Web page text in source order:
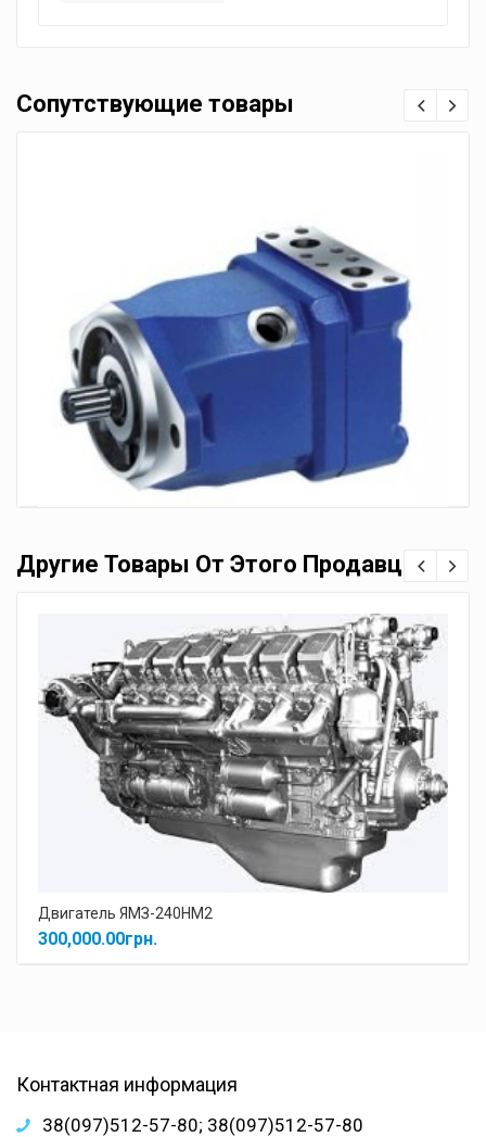
Сопутствующие товары
Другие Товары От Этого Продавца
Двигатель ЯМЗ-240НМ2
300,000.00грн.
Контактная информация
38(097)512-57-80; 38(097)512-57-80